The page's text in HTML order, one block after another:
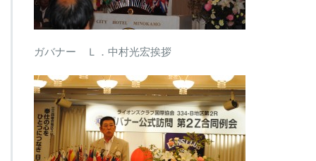
Ｚ
合
例
は
ガバナー Ｌ．中村光宏挨拶